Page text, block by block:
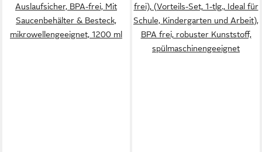
Auslaufsicher, BPA-frei, Mit
Saucenbehälter & Besteck,
mikrowellengeeignet, 1200 ml
frei), (Vorteils-Set, 1-tlg., Ideal für
Schule, Kindergarten und Arbeit),
BPA frei, robuster Kunststoff,
spülmaschinengeeignet